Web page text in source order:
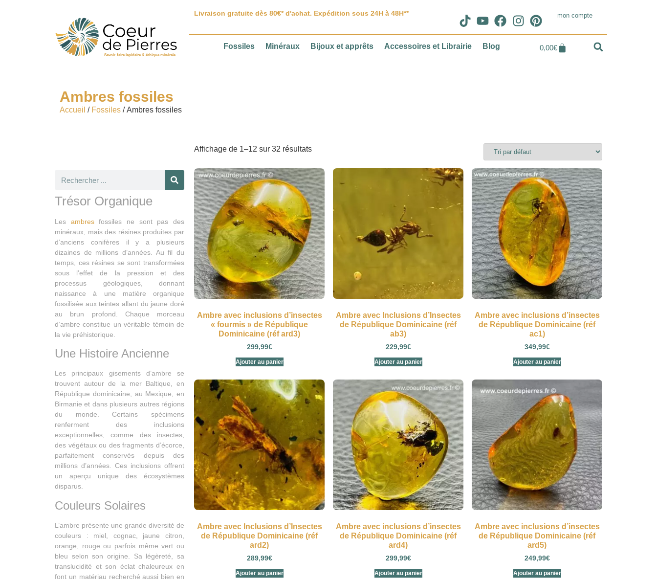
Savoir-faire lapidaire & éthique minérale
Livraison gratuite dès 80€* d'achat. Expédition sous 24H à 48H** mon compte
Fossiles Minéraux Bijoux et apprêts Accessoires et Librairie Blog 0,00€
Ambres fossiles
Accueil / Fossiles / Ambres fossiles
Trésor Organique
Les ambresfossiles ne sont pas des
minéraux, mais des résines produites par
d’anciens conifères il y a plusieurs
dizaines de millions d’années. Au fil du
temps, ces résines se sont transformées
sous l’effet de la pression et des
processus géologiques, donnant
naissance à une matière organique
fossilisée aux teintes allant du jaune doré
au brun profond. Chaque morceau
d’ambre constitue un véritable témoin de
la vie préhistorique.
Une Histoire Ancienne
Les principaux gisements d’ambre se
trouvent autour de la mer Baltique, en
République dominicaine, au Mexique, en
Birmanie et dans plusieurs autres régions
du monde. Certains spécimens
renferment des inclusions
exceptionnelles, comme des insectes,
des végétaux ou des fragments d’écorce,
parfaitement conservés depuis des
millions d’années. Ces inclusions offrent
un aperçu unique des écosystèmes
disparus.
Couleurs Solaires
L’ambre présente une grande diversité de
couleurs : miel, cognac, jaune citron,
orange, rouge ou parfois même vert ou
bleu selon son origine. Sa légèreté, sa
translucidité et son éclat chaleureux en
font un matériau recherché aussi bien en
Affichage de 1–12 sur 32 résultats
Ambre avec inclusions d’insectes
« fourmis » de République
Dominicaine (réf ard3)
299,99€
Ajouter au panier
Ambre avec Inclusions d’Insectes
de République Dominicaine (réf
ab3)
229,99€
Ajouter au panier
Ambre avec inclusions d’insectes
de République Dominicaine (réf
ac1)
349,99€
Ajouter au panier
Ambre avec Inclusions d’Insectes
de République Dominicaine (réf
ard2)
289,99€
Ajouter au panier
Ambre avec inclusions d’insectes
de République Dominicaine (réf
ard4)
299,99€
Ajouter au panier
Ambre avec inclusions d’insectes
de République Dominicaine (réf
ard5)
249,99€
Ajouter au panier